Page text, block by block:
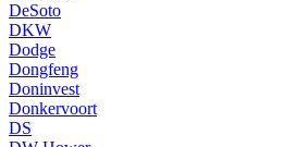
DeSoto
DKW
Dodge
Dongfeng
Doninvest
Donkervoort
DS